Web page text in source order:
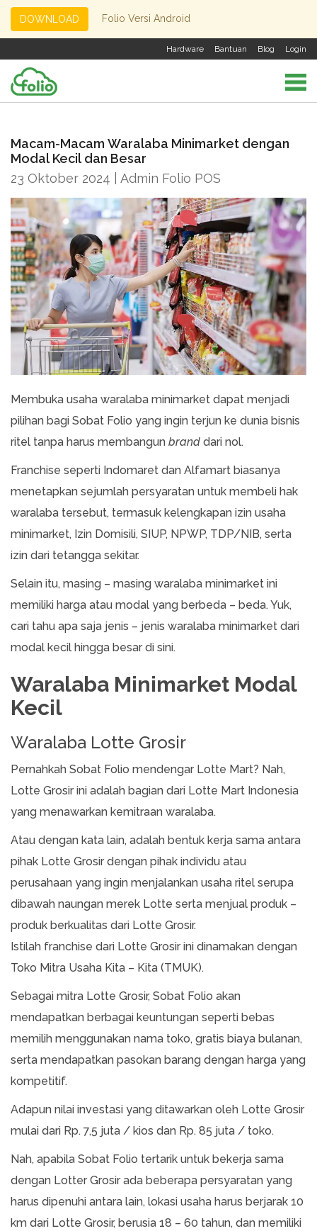
DOWNLOAD Folio Versi Android
Login
Blog
Bantuan
Hardware
Macam-Macam Waralaba Minimarket dengan
Modal Kecil dan Besar
23 Oktober 2024 | Admin Folio POS
Membuka usaha waralaba minimarket dapat menjadi
pilihan bagi Sobat Folio yang ingin terjun ke dunia bisnis
ritel tanpa harus membangun brand dari nol.
Franchise seperti Indomaret dan Alfamart biasanya
menetapkan sejumlah persyaratan untuk membeli hak
waralaba tersebut, termasuk kelengkapan izin usaha
minimarket, Izin Domisili, SIUP, NPWP, TDP/NIB, serta
izin dari tetangga sekitar.
Selain itu, masing – masing waralaba minimarket ini
memiliki harga atau modal yang berbeda – beda. Yuk,
cari tahu apa saja jenis – jenis waralaba minimarket dari
modal kecil hingga besar di sini.
Waralaba Minimarket Modal
Kecil
Waralaba Lotte Grosir
Pernahkah Sobat Folio mendengar Lotte Mart? Nah,
Lotte Grosir ini adalah bagian dari Lotte Mart Indonesia
yang menawarkan kemitraan waralaba.
Atau dengan kata lain, adalah bentuk kerja sama antara
pihak Lotte Grosir dengan pihak individu atau
perusahaan yang ingin menjalankan usaha ritel serupa
dibawah naungan merek Lotte serta menjual produk –
produk berkualitas dari Lotte Grosir.
Istilah franchise dari Lotte Grosir ini dinamakan dengan
Toko Mitra Usaha Kita – Kita (TMUK).
Sebagai mitra Lotte Grosir, Sobat Folio akan
mendapatkan berbagai keuntungan seperti bebas
memilih menggunakan nama toko, gratis biaya bulanan,
serta mendapatkan pasokan barang dengan harga yang
kompetitif.
Adapun nilai investasi yang ditawarkan oleh Lotte Grosir
mulai dari Rp. 7,5 juta / kios dan Rp. 85 juta / toko.
Nah, apabila Sobat Folio tertarik untuk bekerja sama
dengan Lotter Grosir ada beberapa persyaratan yang
harus dipenuhi antara lain, lokasi usaha harus berjarak 10
km dari Lotte Grosir, berusia 18 – 60 tahun, dan memiliki